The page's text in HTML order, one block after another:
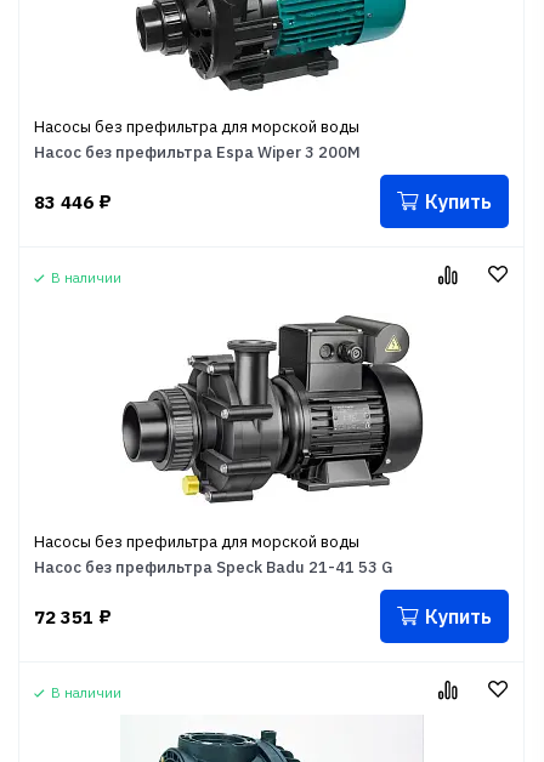
Насосы без префильтра для морской воды
Насос без префильтра Espa Wiper 3 200M
83 446 ₽ Купить
В наличии
Насосы без префильтра для морской воды
Насос без префильтра Speck Badu 21-41 53 G
72 351 ₽ Купить
В наличии